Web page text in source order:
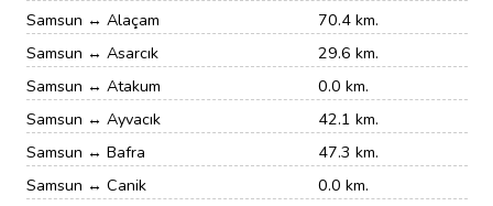
Samsun ↔ Alaçam
70.4 km.
Samsun ↔ Asarcık
29.6 km.
Samsun ↔ Atakum
0.0 km.
Samsun ↔ Ayvacık
42.1 km.
Samsun ↔ Bafra
47.3 km.
Samsun ↔ Canik
0.0 km.